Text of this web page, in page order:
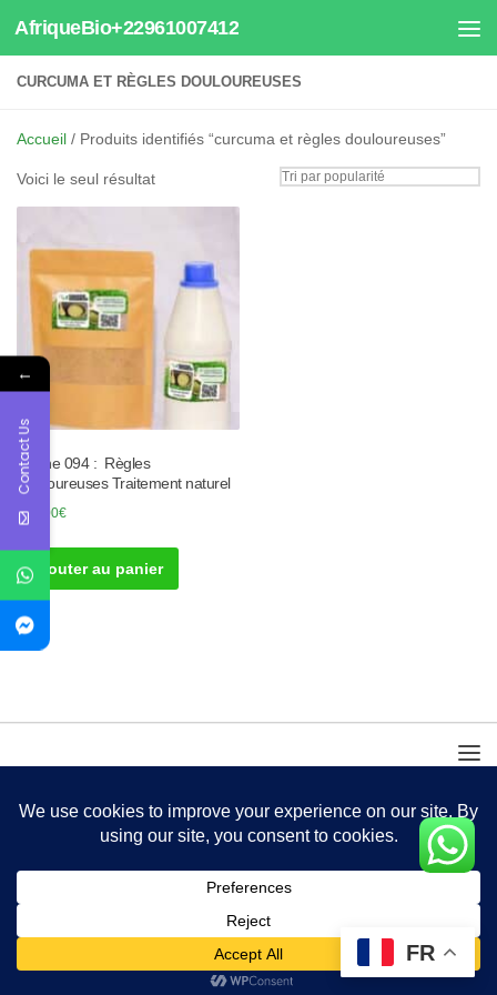
Au dessous du contenu
AfriqueBio+22961007412
CURCUMA ET RÈGLES DOULOUREUSES
Accueil / Produits identifiés “curcuma et règles douloureuses”
Voici le seul résultat
Tisane 094 : Règles
Douloureuses Traitement naturel
300.00€
Ajouter au panier
FR
←
Contact Us